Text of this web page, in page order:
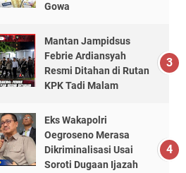
Gowa
Mantan Jampidsus
Febrie Ardiansyah
Resmi Ditahan di Rutan
KPK Tadi Malam
Eks Wakapolri
Oegroseno Merasa
Dikriminalisasi Usai
Soroti Dugaan Ijazah